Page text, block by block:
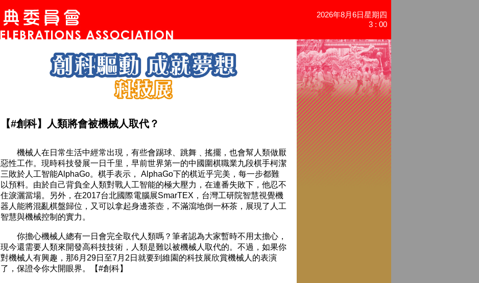
2026年8月6日星期四
3 : 00
【#創科】人類將會被機械人取代？
機械人在日常生活中經常出現，有些會踢球、跳舞﹑搖擺，也會幫人類做厭
惡性工作。現時科技發展一日千里，早前世界第一的中國圍棋職業九段棋手柯潔
三敗於人工智能AlphaGo。棋手表示， AlphaGo下的棋近乎完美，每一步都難
以預料。由於自己背負全人類對戰人工智能的極大壓力，在連番失敗下，他忍不
住淚灑當場。另外，在2017台北國際電腦展SmarTEX，台灣工研院智慧視覺機
器人能將混亂棋盤歸位，又可以拿起身邊茶壺，不滿瀉地倒一杯茶，展現了人工
智慧與機械控制的實力。
你擔心機械人總有一日會完全取代人類嗎？筆者認為大家暫時不用太擔心，
現今還需要人類來開發高科技技術，人類是難以被機械人取代的。不過，如果你
對機械人有興趣，那6月29日至7月2日就要到維園的科技展欣賞機械人的表演
了，保證令你大開眼界。【#創科】